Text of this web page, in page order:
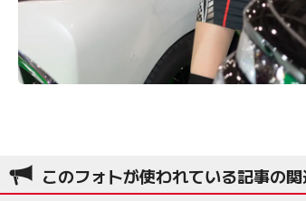
このフォトが使われている記事の